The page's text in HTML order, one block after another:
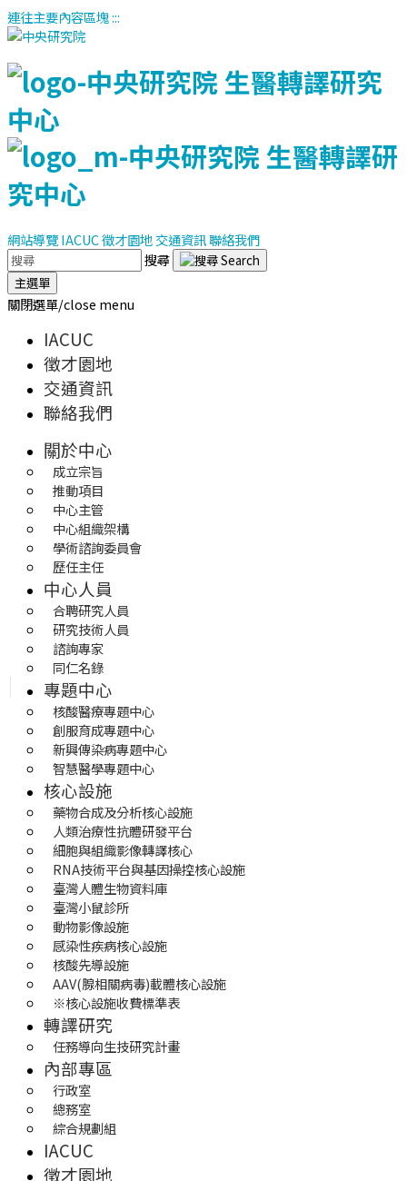
連往主要內容區塊:::
網站導覽IACUC徵才園地交通資訊聯絡我們
搜尋
主選單
關閉選單/close menu
IACUC
徵才園地
交通資訊
聯絡我們
關於中心
成立宗旨
推動項目
中心主管
中心組織架構
學術諮詢委員會
歷任主任
中心人員
合聘研究人員
研究技術人員
諮詢專家
同仁名錄
專題中心
核酸醫療專題中心
創服育成專題中心
新興傳染病專題中心
智慧醫學專題中心
核心設施
藥物合成及分析核心設施
人類治療性抗體研發平台
細胞與組織影像轉譯核心
RNA技術平台與基因操控核心設施
臺灣人體生物資料庫
臺灣小鼠診所
動物影像設施
感染性疾病核心設施
核酸先導設施
AAV(腺相關病毒)載體核心設施
※核心設施收費標準表
轉譯研究
任務導向生技研究計畫
內部專區
行政室
總務室
綜合規劃組
IACUC
徵才園地